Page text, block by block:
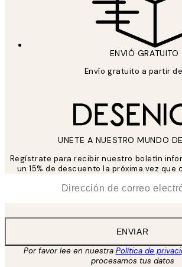
ENVIÓ GRATUITO
Envío gratuito a partir
UNETE A NUESTRO MUNDO
Regístrate para recibir nuestro boletín
un 15% de descuento la próxima vez que
ENVIAR
Por favor lee en nuestra Política de
procesamos tus datos